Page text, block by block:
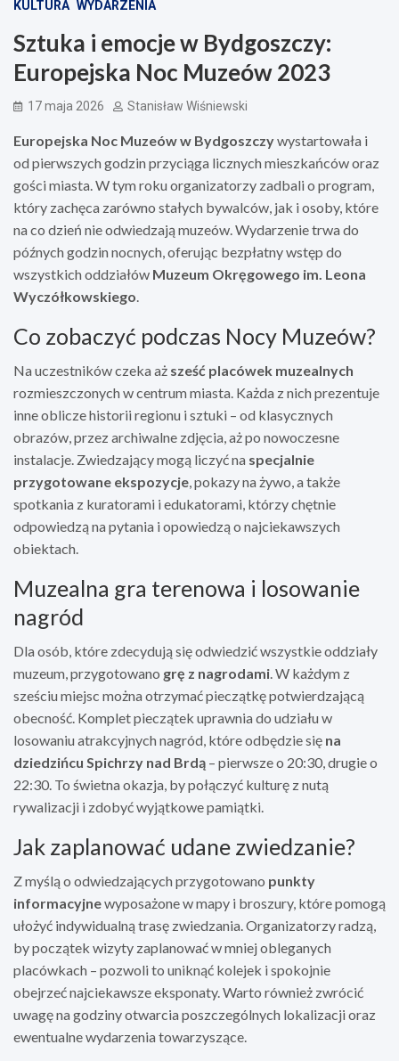
KULTURA WYDARZENIA
Sztuka i emocje w Bydgoszczy:
Europejska Noc Muzeów 2023
17 maja 2026 Stanisław Wiśniewski
Europejska Noc Muzeów w Bydgoszczywystartowała i
od pierwszych godzin przyciąga licznych mieszkańców oraz
gości miasta. W tym roku organizatorzy zadbali o program,
który zachęca zarówno stałych bywalców, jak i osoby, które
na co dzień nie odwiedzają muzeów. Wydarzenie trwa do
późnych godzin nocnych, oferując bezpłatny wstęp do
wszystkich oddziałów Muzeum Okręgowego im. Leona
Wyczółkowskiego
Co zobaczyć podczas Nocy Muzeów?
Na uczestników czeka aż sześć placówek muzealnych
rozmieszczonych w centrum miasta. Każda z nich prezentuje
inne oblicze historii regionu i sztuki – od klasycznych
obrazów, przez archiwalne zdjęcia, aż po nowoczesne
instalacje. Zwiedzający mogą liczyć na specjalnie
przygotowane ekspozycje , pokazy na żywo, a także
spotkania z kuratorami i edukatorami, którzy chętnie
odpowiedzą na pytania i opowiedzą o najciekawszych
obiektach.
Muzealna gra terenowa i losowanie
nagród
Dla osób, które zdecydują się odwiedzić wszystkie oddziały
muzeum, przygotowano grę z nagrodami . W każdym z
sześciu miejsc można otrzymać pieczątkę potwierdzającą
obecność. Komplet pieczątek uprawnia do udziału w
losowaniu atrakcyjnych nagród, które odbędzie się na
dziedzińcu Spichrzy nad Brdą – pierwsze o 20:30, drugie o
22:30. To świetna okazja, by połączyć kulturę z nutą
rywalizacji i zdobyć wyjątkowe pamiątki.
Jak zaplanować udane zwiedzanie?
Z myślą o odwiedzających przygotowano punkty
informacyjnewyposażone w mapy i broszury, które pomogą
ułożyć indywidualną trasę zwiedzania. Organizatorzy radzą,
by początek wizyty zaplanować w mniej obleganych
placówkach – pozwoli to uniknąć kolejek i spokojnie
obejrzeć najciekawsze eksponaty. Warto również zwrócić
uwagę na godziny otwarcia poszczególnych lokalizacji oraz
ewentualne wydarzenia towarzyszące.